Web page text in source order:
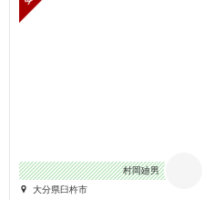
村岡廸男
大分県臼杵市